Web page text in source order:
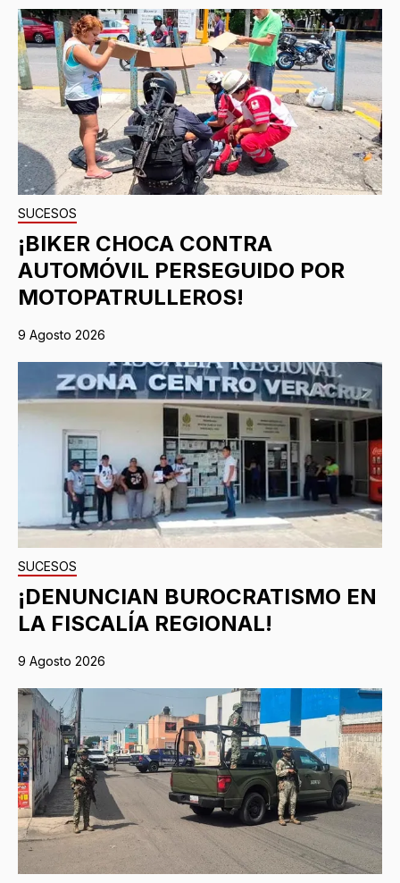
SUCESOS
¡BIKER CHOCA CONTRA
AUTOMÓVIL PERSEGUIDO POR
MOTOPATRULLEROS!
9 Agosto 2026
SUCESOS
¡DENUNCIAN BUROCRATISMO EN
LA FISCALÍA REGIONAL!
9 Agosto 2026